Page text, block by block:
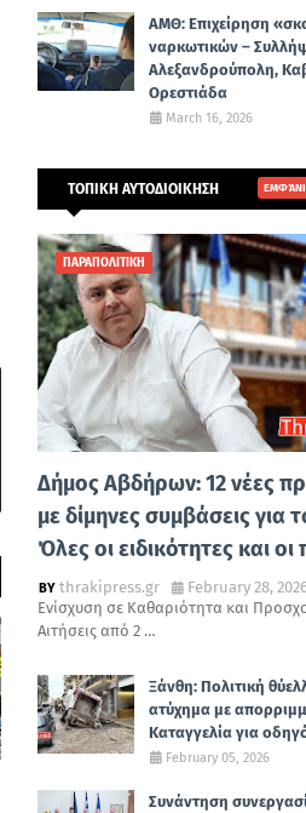
ΑΜΘ: Επιχείρηση
ναρκωτικών –
Αλεξανδρούπολη,
Ορεστιάδα
March 16, 2026
ΤΟΠΙΚΗ ΑΥΤΟΔΙΟΙΚΗΣΗ
ΠΑΡΑΠΟΛΙΤΙΚΗ
Δήμος Αβδήρων: 12 νέες
με δίμηνες συμβάσεις για
Όλες οι ειδικότητες και
thrakipress.gr
February 28,
Ενίσχυση σε Καθαριότητα και
Αιτήσεις από 2 …
Ξάνθη: Πολιτική
ατύχημα με
Καταγγελία για
February 05, 2026
Συνάντηση